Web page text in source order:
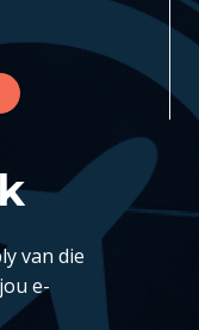
van die
e-